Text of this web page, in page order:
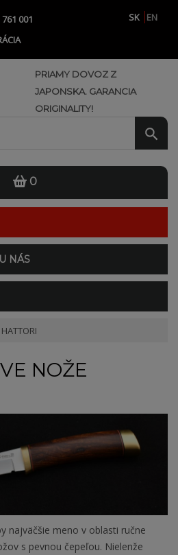
001 SK
EN
PRIAMY DOVOZ Z
JAPONSKA. GARANCIA
ORIGINALITY!
0
NÁS
NOŽE
najväčšie meno v oblasti ručne
s pevnou čepeľou. Nielenže